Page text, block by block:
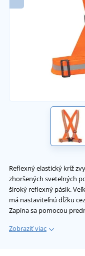
Reflexný elastický kríž
zhoršených svetelných
široký reflexný pásik.
má nastaviteľnú dĺžku
Zapína sa pomocou
Zobraziť viac